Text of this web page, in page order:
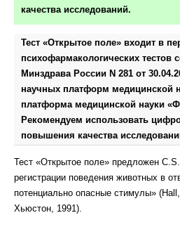
качества исследований.
Тест «Открытое поле» входит в
психофармакологических тестов
Минздрава России N 281 от
научных платформ медицинской
платформа медицинской науки
Рекомендуем использовать
повышения качества
Тест «Открытое поле» предложен
регистрации поведения животных в
потенциально опасные стимулы»
Хьюстон, 1991).